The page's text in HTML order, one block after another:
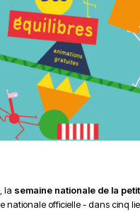
la semaine nationale de la
nationale officielle - dans cinq